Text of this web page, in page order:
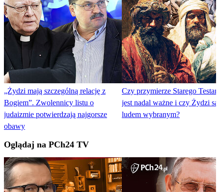
„Żydzi mają szczególną relację z
Bogiem”. Zwolennicy listu o
judaizmie potwierdzają najgorsze
obawy
Czy przymierze Starego
jest nadal ważne i czy Żydzi są
ludem wybranym?
Oglądaj na PCh24 TV